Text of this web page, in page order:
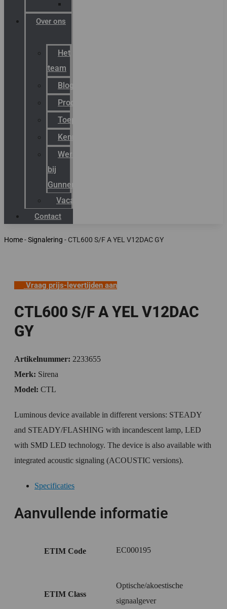
Over ons
Het
team
Blog
Productnieuws
Toepassingen
Kenniscentrum
Werken
bij
Gunneman
Vacatures
Contact
Home-Signalering - CTL600 S/F A YEL V12DAC GY
Vraag prijs-levertijden aan
CTL600 S/F A YEL V12DAC
GY
Artikelnummer: 2233655
Merk: Sirena
Model: CTL
Luminous device available in different versions: STEADY
and STEADY/FLASHING with incandescent lamp, LED
with SMD LED technology. The device is also available with
integrated acoustic signaling (ACOUSTIC versions).
Specificaties
Aanvullende informatie
ETIM Code EC000195
ETIM Class
Optische/akoestische
signaalgever